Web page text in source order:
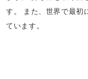
す。 また、世界で最初
ています。